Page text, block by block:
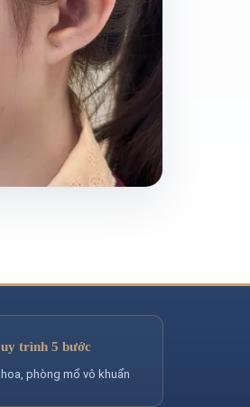
trình 5 bước
phòng mổ vô khuẩn